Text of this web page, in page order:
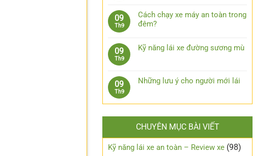
chân
côn
công
nghệ
cần
bị
cho
tô
Kinh
nghiệm
xe
xuống
đèo
có
bình
Kinh
máu
từ
số
09
Th9
Cách chạy xe máy an toàn trong
đêm?
có
bình
Cách
an
toàn
trong
đêm?
09
Th9
Kỹ năng lái xe đường sương mù
bình
Kỹ
lái
xe
đường
sương
09
Th9
Những lưu ý cho người mới lái
có
ở
Những
lưu
CHUYÊN MỤC BÀI VIẾT
Kỹ năng lái xe an toàn – Review xe (98)